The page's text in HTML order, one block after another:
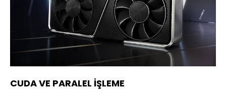
CUDA VE PARALEL İŞLEME